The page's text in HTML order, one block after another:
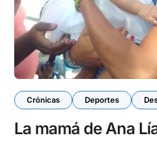
Crónicas Deportes
La mamá de Ana